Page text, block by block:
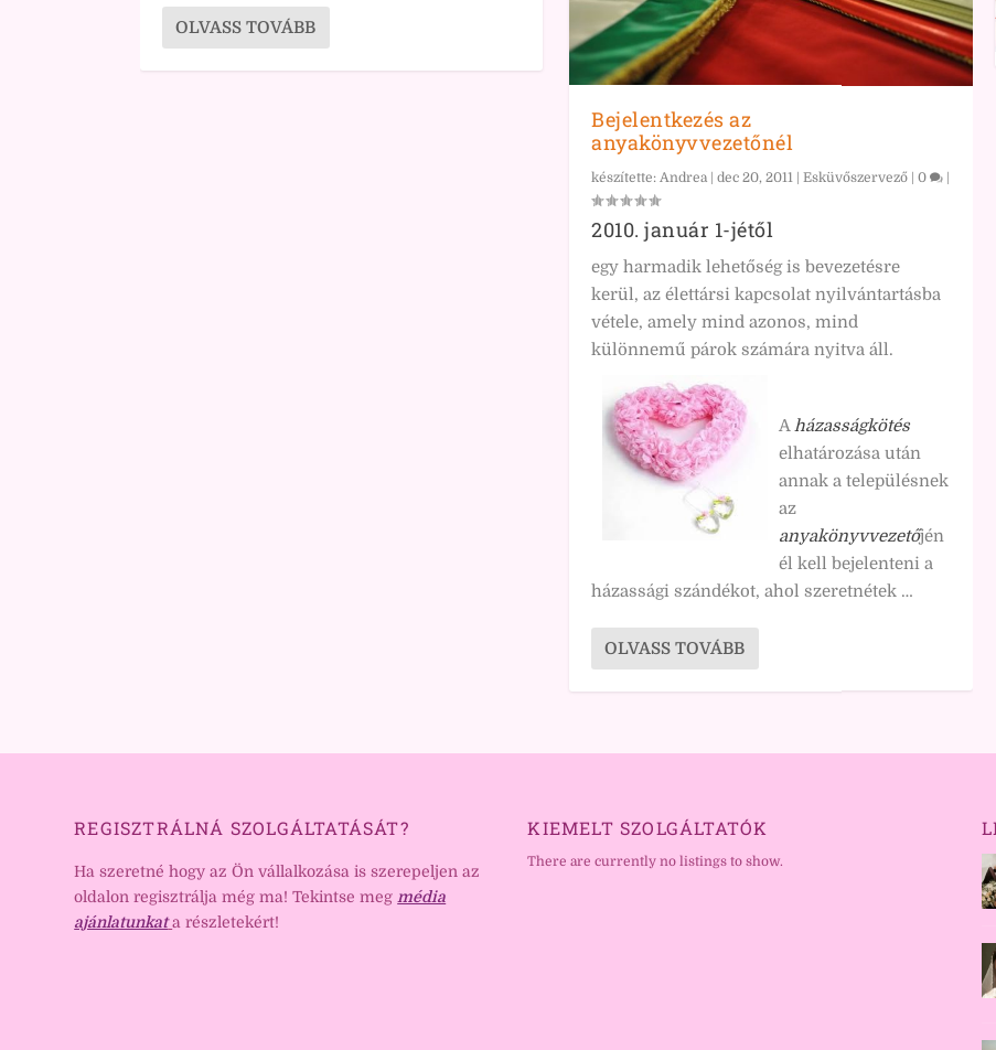
OLVASS TOVÁBB
Bejelentkezés az
anyakönyvvezetőnél
készítette: Andrea |dec 20, 2011 |Esküvőszervező |0 |
2010. január 1-jétől
egy harmadik lehetőség is bevezetésre
kerül, az élettársi kapcsolat nyilvántartásba
vétele, amely mind azonos, mind
különnemű párok számára nyitva áll.
A házasságkötés
elhatározása után
annak a településnek
az
anyakönyvvezetőjén
él kell bejelenteni a
házassági szándékot, ahol szeretnétek …
OLVASS TOVÁBB
REGISZTRÁLNÁ SZOLGÁLTATÁSÁT?
Ha szeretné hogy az Ön vállalkozása is szerepeljen az
oldalon regisztrálja még ma! Tekintse meg média
ajánlatunkat a részletekért!
KIEMELT SZOLGÁLTATÓK
There are currently no listings to show.